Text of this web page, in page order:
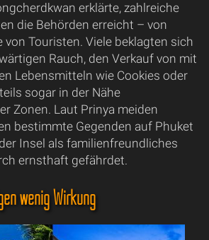
erklärte, zahlreiche
die Behörden erreicht – von
von Touristen. Viele beklagten sich
Rauch, den Verkauf von mit
Lebensmitteln wie Cookies oder
sogar in der Nähe
Zonen. Laut Prinya meiden
bestimmte Gegenden auf Phuket
Insel als familienfreundliches
ernsthaft gefährdet.
wenig Wirkung